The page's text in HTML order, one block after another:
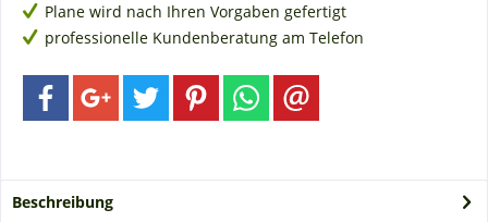
Plane wird nach Ihren Vorgaben gefertigt
professionelle Kundenberatung am Telefon
Beschreibung